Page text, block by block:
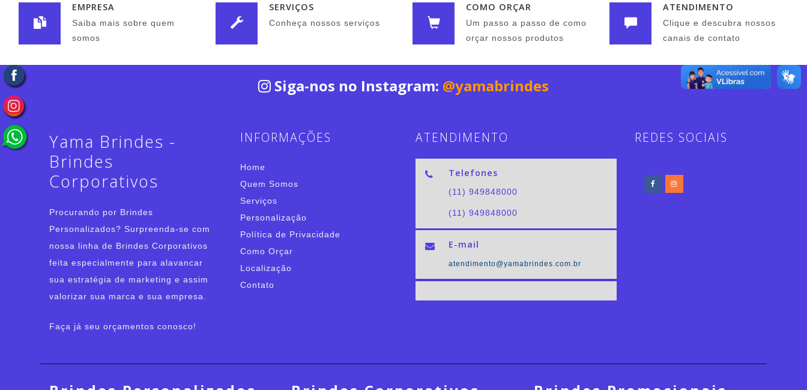
EMPRESA
Saiba mais sobre quem
somos
SERVIÇOS
Conheça nossos serviços
COMO ORÇAR
Um passo a passo de como
orçar nossos produtos
ATENDIMENTO
Clique e descubra nossos
canais de contato
Siga-nos no Instagram: @yamabrindes
Yama Brindes -
Brindes
Corporativos
Procurando por Brindes
Personalizados? Surpreenda-se com
nossa linha de Brindes Corporativos
feita especialmente para alavancar
sua estratégia de marketing e assim
valorizar sua marca e sua empresa.
Faça já seu orçamentos conosco!
INFORMAÇÕES
Home
Quem Somos
Serviços
Personalização
Política de Privacidade
Como Orçar
Localização
Contato
ATENDIMENTO
Telefones
(11) 949848000
(11) 949848000
E-mail
atendimento@yamabrindes.com.br
REDES SOCIAIS